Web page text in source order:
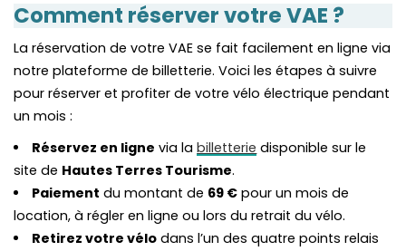
Comment réserver votre VAE ?
La réservation de votre VAE se fait facilement en ligne via
notre plateforme de billetterie. Voici les étapes à suivre
pour réserver et profiter de votre vélo électrique pendant
un mois :
Réservez en ligne via labilletterie disponible sur le
site de Hautes Terres Tourisme.
Paiement du montant de 69 € pour un mois de
location, à régler en ligne ou lors du retrait du vélo.
Retirez votre vélo dans l’un des quatre points relais